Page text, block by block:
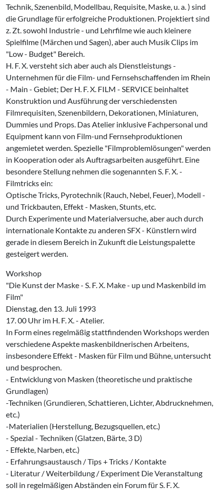
Technik, Szenenbild, Modellbau, Requisite, Maske, u. a. ) sind
die Grundlage für erfolgreiche Produktionen. Projektiert sind
z. Zt. sowohl Industrie - und Lehrfilme wie auch kleinere
Spielfilme (Märchen und Sagen), aber auch Musik Clips im
"Low - Budget" Bereich.
H. F. X. versteht sich aber auch als Dienstleistungs -
Unternehmen für die Film- und Fernsehschaffenden im Rhein
- Main - Gebiet; Der H. F. X. FILM - SERVICE beinhaltet
Konstruktion und Ausführung der verschiedensten
Filmrequisiten, Szenenbildern, Dekorationen, Miniaturen,
Dummies und Props. Das Atelier inklusive Fachpersonal und
Equipment kann von Film-und Fernsehproduktionen
angemietet werden. Spezielle "Filmproblemlösungen" werden
in Kooperation oder als Auftragsarbeiten ausgeführt. Eine
besondere Stellung nehmen die sogenannten S. F. X. -
Filmtricks ein:
Optische Tricks, Pyrotechnik (Rauch, Nebel, Feuer), Modell -
und Trickbauten, Effekt - Masken, Stunts, etc.
Durch Experimente und Materialversuche, aber auch durch
internationale Kontakte zu anderen SFX - Künstlern wird
gerade in diesem Bereich in Zukunft die Leistungspalette
gesteigert werden.
Workshop
"Die Kunst der Maske - S. F. X. Make - up und Maskenbild im
Film"
Dienstag, den 13. Juli 1993
17. 00 Uhr im H. F. X. - Atelier.
In Form eines regelmäßig stattfindenden Workshops werden
verschiedene Aspekte maskenbildnerischen Arbeitens,
insbesondere Effekt - Masken für Film und Bühne, untersucht
und besprochen.
- Entwicklung von Masken (theoretische und praktische
Grundlagen)
-Techniken (Grundieren, Schattieren, Lichter, Abdrucknehmen,
etc.)
-Materialien (Herstellung, Bezugsquellen, etc.)
- Spezial - Techniken (Glatzen, Bärte, 3 D)
- Effekte, Narben, etc.)
- Erfahrungsaustausch / Tips + Tricks / Kontakte
- Literatur / Weiterbildung / Experiment Die Veranstaltung
soll in regelmäßigen Abständen ein Forum für S. F. X.